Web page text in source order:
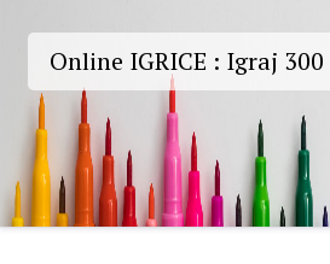
Online IGRICE : Igraj